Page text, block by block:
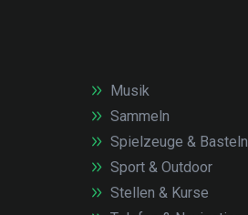
Musik
Sammeln
Spielzeuge & Basteln
Sport & Outdoor
Stellen & Kurse